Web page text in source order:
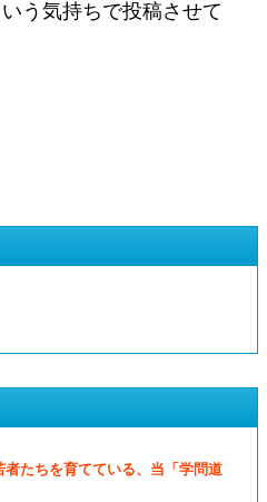
う気持ちで投稿させて
たちを育てている、当「学問道